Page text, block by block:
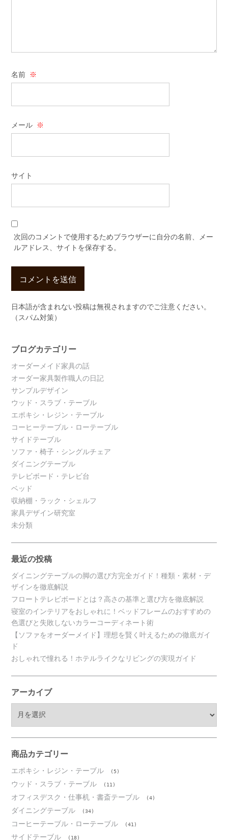
名前 ※
メール ※
サイト
次回のコメントで使用するためブラウザーに自分の名前、メー
ルアドレス、サイトを保存する。
日本語が含まれない投稿は無視されますのでご注意ください。
（スパム対策）
ブログカテゴリー
オーダーメイド家具の話
オーダー家具製作職人の日記
サンプルデザイン
ウッド・スラブ・テーブル
エポキシ・レジン・テーブル
コーヒーテーブル・ローテーブル
サイドテーブル
ソファ・椅子・シングルチェア
ダイニングテーブル
テレビボード・テレビ台
ベッド
収納棚・ラック・シェルフ
家具デザイン研究室
未分類
最近の投稿
ダイニングテーブルの脚の選び方完全ガイド！種類・素材・デ
ザインを徹底解説
フロートテレビボードとは？高さの基準と選び方を徹底解説
寝室のインテリアをおしゃれに！ベッドフレームのおすすめの
色選びと失敗しないカラーコーディネート術
【ソファをオーダーメイド】理想を賢く叶えるための徹底ガイ
ド
おしゃれで憧れる！ホテルライクなリビングの実現ガイド
アーカイブ
ブ
商品カテゴリー
エポキシ・レジン・テーブル (5)
ウッド・スラブ・テーブル (11)
オフィスデスク・仕事机・書斎テーブル (4)
ダイニングテーブル (34)
コーヒーテーブル・ローテーブル (41)
サイドテーブル (18)